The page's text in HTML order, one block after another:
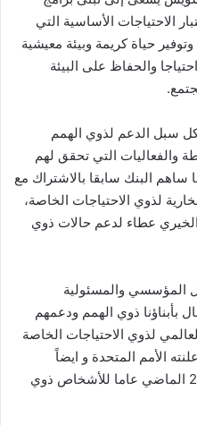
الاحتياجات الأساسية التي
حياة كريمة وبيئة معيشية
والحفاظ على البيئة
سبل الدعم لذوي الهمم
والفعاليات التي تحقق لهم
ساهم البنك سابقا بالاشتراك مع
لذوي الاحتياجات الخاصة،
عطاء لدعم حالات ذوي
المؤسسي والمسئولية
بأبناؤنا ذوي الهمم ودعمهم
لذوي الاحتياجات الخاصة
الأمم المتحدة و ايضاً
استكمالاً لإعلان الدولة أن عام 2018 الماضي عاما للأشخاص ذوي